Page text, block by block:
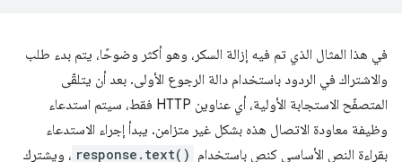
في هذا المثال الذي تم فيه إزالة السكر، وهو أكثر وضوحًا، يتم بدء طلب
والاشتراك في الردود باستخدام دالة الرجوع الأولى. بعد أن يتلقّى
المتصفّح الاستجابة الأولية، أي عناوين HTTP فقط، سيتم استدعاء
وظيفة معاودة الاتصال هذه بشكل غير متزامن. يبدأ إجراء الاستدعاء
بقراءة النص الأساسي كنص باستخدام response.text() ، ويشترك